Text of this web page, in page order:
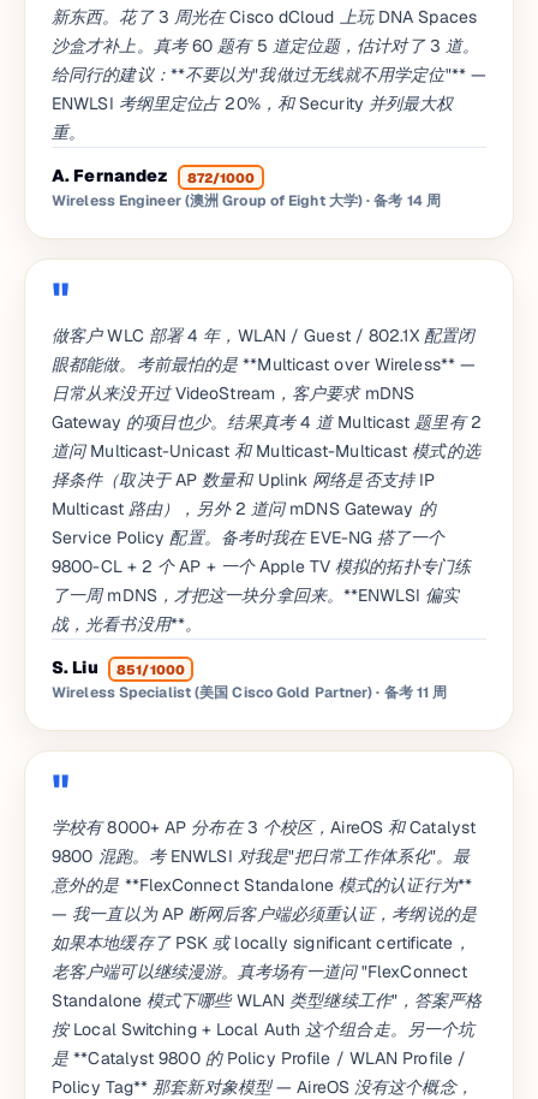
新东西。花了 3 周光在 Cisco dCloud 上玩 DNA Spaces
沙盒才补上。真考 60 题有 5 道定位题，估计对了 3 道。
给同行的建议：**不要以为"我做过无线就不用学定位"** —
ENWLSI 考纲里定位占 20%，和 Security 并列最大权
重。
A. Fernandez
872/1000
Wireless Engineer (澳洲 Group of Eight 大学)· 备考 14 周
做客户 WLC 部署 4 年，WLAN / Guest / 802.1X 配置闭
眼都能做。考前最怕的是 **Multicast over Wireless** —
日常从来没开过 VideoStream，客户要求 mDNS
Gateway 的项目也少。结果真考 4 道 Multicast 题里有 2
道问 Multicast-Unicast 和 Multicast-Multicast 模式的选
择条件（取决于 AP 数量和 Uplink 网络是否支持 IP
Multicast 路由），另外 2 道问 mDNS Gateway 的
Service Policy 配置。备考时我在 EVE-NG 搭了一个
9800-CL + 2 个 AP + 一个 Apple TV 模拟的拓扑专门练
了一周 mDNS，才把这一块分拿回来。**ENWLSI 偏实
战，光看书没用**。
S. Liu
851/1000
Wireless Specialist (美国 Cisco Gold Partner)· 备考 11 周
学校有 8000+ AP 分布在 3 个校区，AireOS 和 Catalyst
9800 混跑。考 ENWLSI 对我是"把日常工作体系化"。最
意外的是 **FlexConnect Standalone 模式的认证行为**
— 我一直以为 AP 断网后客户端必须重认证，考纲说的是
如果本地缓存了 PSK 或 locally significant certificate，
老客户端可以继续漫游。真考场有一道问 "FlexConnect
Standalone 模式下哪些 WLAN 类型继续工作"，答案严格
按 Local Switching + Local Auth 这个组合走。另一个坑
是 **Catalyst 9800 的 Policy Profile / WLAN Profile /
Policy Tag** 那套新对象模型 — AireOS 没有这个概念，